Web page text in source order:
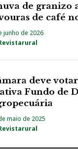
de granizo
de café
junho de 2026
deve
Fundo de
maio de 2025